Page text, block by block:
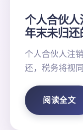
个人合伙人
年末未归还
个人合伙人注
还，税务将视
阅读全文